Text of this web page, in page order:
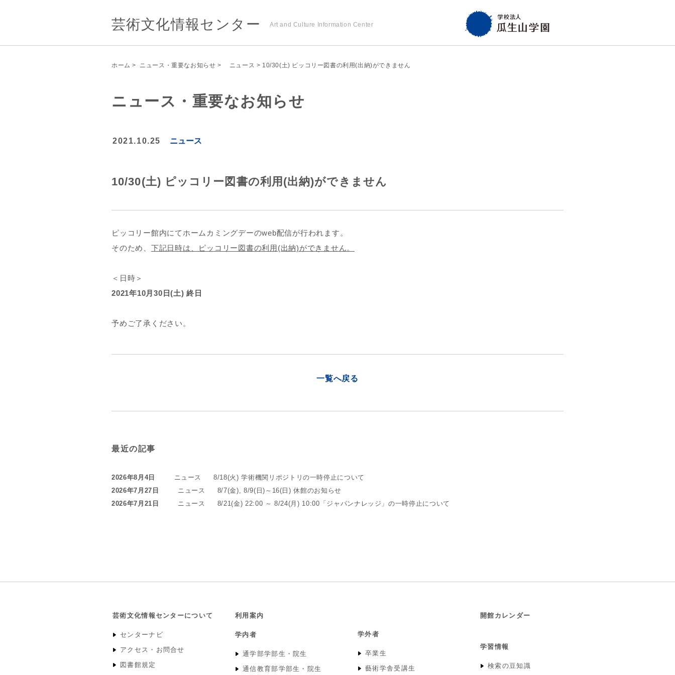
芸術文化情報センター Art and Culture Information Center
ホーム > ニュース・重要なお知らせ > ニュース > 10/30(土) ピッコリー図書の利用(出納)ができません
ニュース・重要なお知らせ
2021.10.25 ニュース
10/30(土) ピッコリー図書の利用(出納)ができません
ピッコリー館内にてホームカミングデーのweb配信が行われます。
そのため、 下記日時は、ピッコリー図書の利用(出納)ができません。
＜日時＞
2021年10月30日(土) 終日
予めご了承ください。
一覧へ戻る
最近の記事
2026年8月4日 ニュース
8/18(火) 学術機関リポジトリの一時停止について
2026年7月27日
ニュース
8/7(金), 8/9(日)～16(日) 休館のお知らせ
2026年7月21日
ニュース 8/21(金) 22:00 ～ 8/24(月) 10:00「ジャパンナレッジ」の一時停止について
芸術文化情報センターについて
センターナビ
アクセス・お問合せ
図書館規定
利用案内
学内者
通学部学部生・院生
通信教育部学部生・院生
学外者
卒業生
藝術学舎受講生
開館カレンダー
学習情報
検索の豆知識